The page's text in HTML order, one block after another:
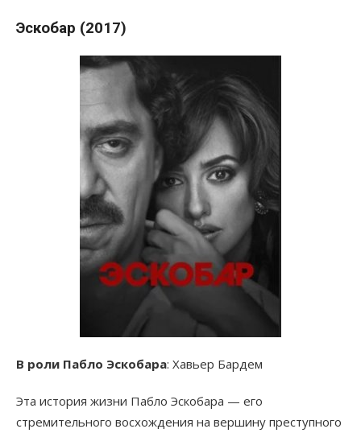
Эскобар (2017)
В роли Пабло Эскобара: Хавьер Бардем
Эта история жизни Пабло Эскобара — его
стремительного восхождения на вершину преступного